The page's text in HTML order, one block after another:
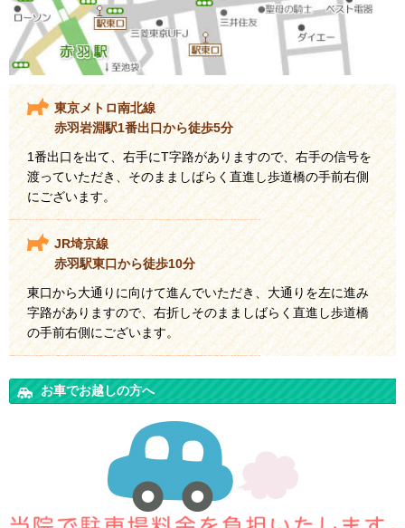
東京メトロ南北線
赤羽岩淵駅1番出口から徒歩5分
1番出口を出て、右手にT字路がありますので、右手の信号を
渡っていただき、そのまましばらく直進し歩道橋の手前右側
にございます。
JR埼京線
赤羽駅東口から徒歩10分
東口から大通りに向けて進んでいただき、大通りを左に進み
字路がありますので、右折しそのまましばらく直進し歩道橋
の手前右側にございます。
お車でお越しの方へ